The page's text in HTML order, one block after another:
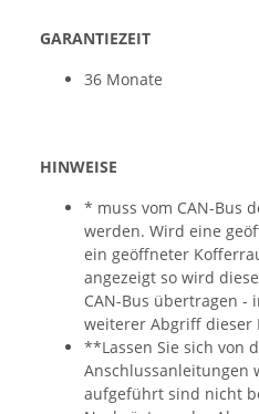
GARANTIEZEIT
36 Monate
HINWEISE
* muss vom CAN-Bus
werden. Wird eine
ein geöffneter
angezeigt so wird
CAN-Bus übertragen -
weiterer Abgriff dieser
**Lassen Sie sich von
Anschlussanleitungen
aufgeführt sind nicht